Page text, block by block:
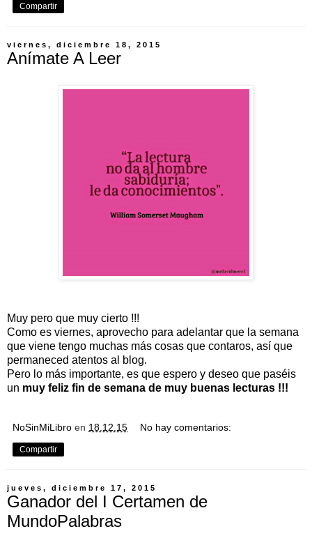
Compartir
viernes, diciembre 18, 2015
Anímate A Leer
Muy pero que muy cierto !!!
Como es viernes, aprovecho para adelantar que la semana
que viene tengo muchas más cosas que contaros, así que
permaneced atentos al blog.
Pero lo más importante, es que espero y deseo que paséis
un muy feliz fin de semana de muy buenas lecturas !!!
NoSinMiLibro en 18.12.15 No hay comentarios:
Compartir
jueves, diciembre 17, 2015
Ganador del I Certamen de
MundoPalabras